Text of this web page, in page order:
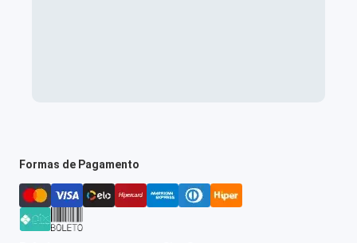
Formas de Pagamento